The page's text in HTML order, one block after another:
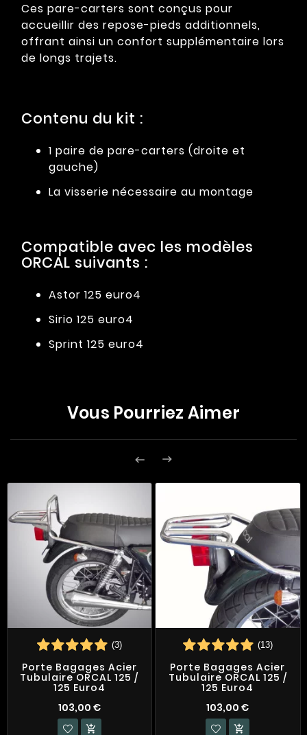
Ces pare-carters sont conçus pour
accueillir des repose-pieds additionnels,
offrant ainsi un confort supplémentaire lors
de longs trajets.
Contenu du kit :
1 paire de pare-carters (droite et
gauche)
La visserie nécessaire au montage
Compatible avec les modèles
ORCAL suivants :
Astor 125 euro4
Sirio 125 euro4
Sprint 125 euro4
Vous Pourriez Aimer
 
(3)
Porte Bagages Acier
Tubulaire ORCAL 125 /
125 Euro4
103,00 €

(13)
Porte Bagages Acier
Tubulaire ORCAL 125 /
125 Euro4
103,00 €
